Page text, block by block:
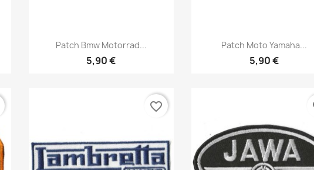
Aperçu rapide
Patch Bmw Motorrad...
5,90 €
Aperçu rapide
Patch Moto Yamaha...
5,90 €
favorite_border